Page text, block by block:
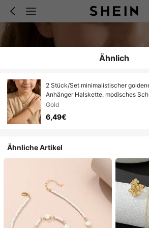
Ähnlich
2 Stück/Set minimalistischer
Anhänger Halskette, modisches
Straßenschmuck, Geschenke,
Urlaubsaccessoires
Gold
6,49€
Ähnliche Artikel